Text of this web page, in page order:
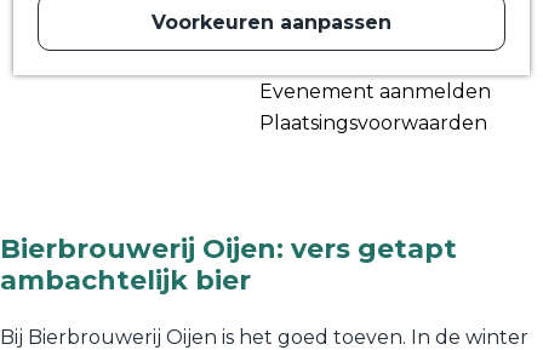
Voorkeuren aanpassen
e
p
a
g
e
Routes
Evenement aanmelden
Plaatsingsvoorwaarden
Bierbrouwerij Oijen: vers getapt
ambachtelijk bier
Bij Bierbrouwerij Oijen is het goed toeven. In de winter